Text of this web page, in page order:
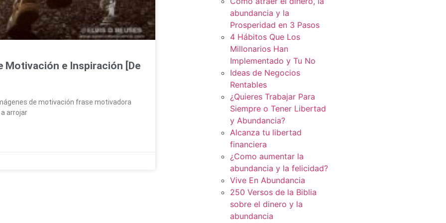
Motivación e Inspiración [De
de motivación frase motivadora
arrojar
abundancia y la
Prosperidad en 3 Pasos
4 Hábitos Que Los
Millonarios Han
Implementado y Tu No
Ideas de Negocios
Rentables
¿Quieres Trabajar Para
Siempre o Tener Libertad
y Abundancia?
Alcanza tu libertad
financiera
¿Como aumentar la
abundancia y la felicidad?
Vive En Abundancia
250 Versos de la Biblia
sobre el dinero y la
abundancia